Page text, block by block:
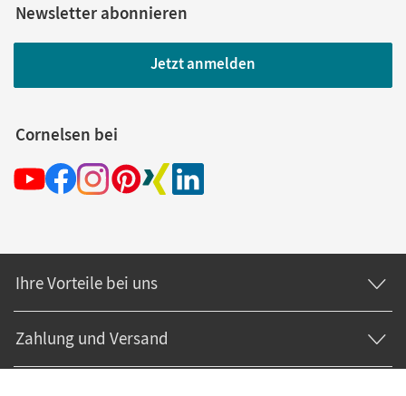
Newsletter abonnieren
Jetzt anmelden
Cornelsen bei
Ihre Vorteile bei uns
Zahlung und Versand